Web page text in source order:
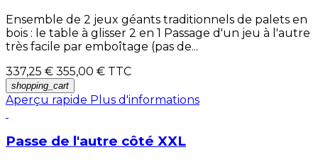
Ensemble de 2 jeux géants traditionnels de palets en
bois : le table à glisser 2 en 1 Passage d'un jeu à l'autre
très facile par emboîtage (pas de...
337,25 € 355,00 € TTC
shopping_cart
Aperçu rapide Plus d'informations
Passe de l'autre côté XXL